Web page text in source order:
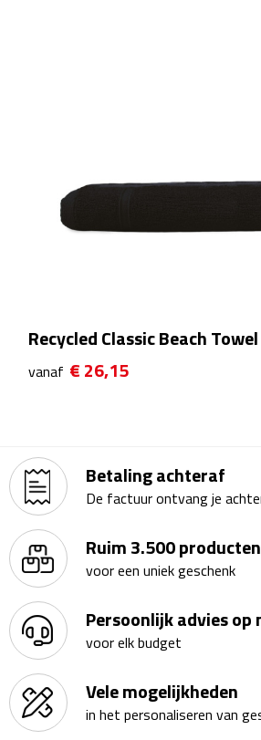
Mokken
Schoteltjes
Agenda's & Kalenders
Kalenders
Beurs & Evenementen
Banners
Barmatten
Naambadges & naamkaarthouders
Stickers
Visitekaartjes
Recycled Classic Beach Towel
vanaf € 26,15
Betaling achteraf
De factuur ontvang je
Ruim 3.500 producten
voor een uniek geschenk
Persoonlijk advies op
voor elk budget
Vele mogelijkheden
in het personaliseren van